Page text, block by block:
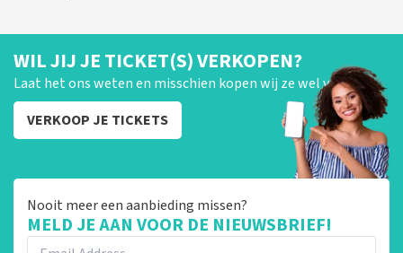
WIL JIJ JE TICKET(S) VERKOPEN?
Laat het ons weten en misschien kopen wij ze wel van je!
VERKOOP JE TICKETS
Nooit meer een aanbieding missen?
MELD JE AAN VOOR DE NIEUWSBRIEF!